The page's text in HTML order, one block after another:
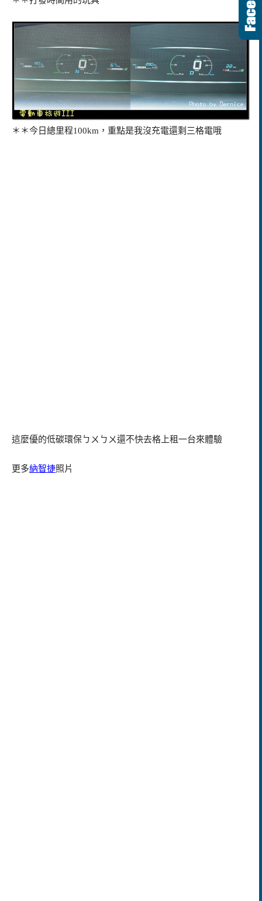
＊＊今日總里程100km，重點是我沒充電還剩三格電哦
這麼優的低碳環保ㄅㄨ ㄅㄨ還不快去格上租一台來體驗
更多納智捷照片